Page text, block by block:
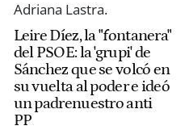
Leire Díez, la "fontanera"
del PSOE: la 'grupi' de
Sánchez que se volcó en
su vuelta al poder e ideó
un padrenuestro anti
PP